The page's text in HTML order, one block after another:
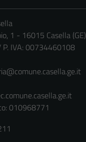
1 - 16015 Casella (GE)
P. IVA: 00734460108
010968771